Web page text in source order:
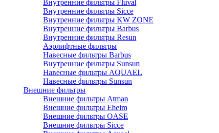
Внутренние фильтры Fluval
Внутренние фильтры Sicce
Внутренние фильтры KW ZONE
Внутренние фильтры Barbus
Внутренние фильтры Resun
Аэрлифтные фильтры
Навесные фильтры Barbus
Внутренние фильтры Sunsun
Навесные фильтры AQUAEL
Навесные фильтры Sunsun
Внешние фильтры
Внешние фильтры Atman
Внешние фильтры Eheim
Внешние фильтры OASE
Внешние фильтры Sicce